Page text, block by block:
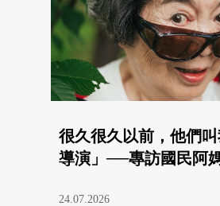
很久很久以前，他們
導演」──專訪國民阿
24.07.2026